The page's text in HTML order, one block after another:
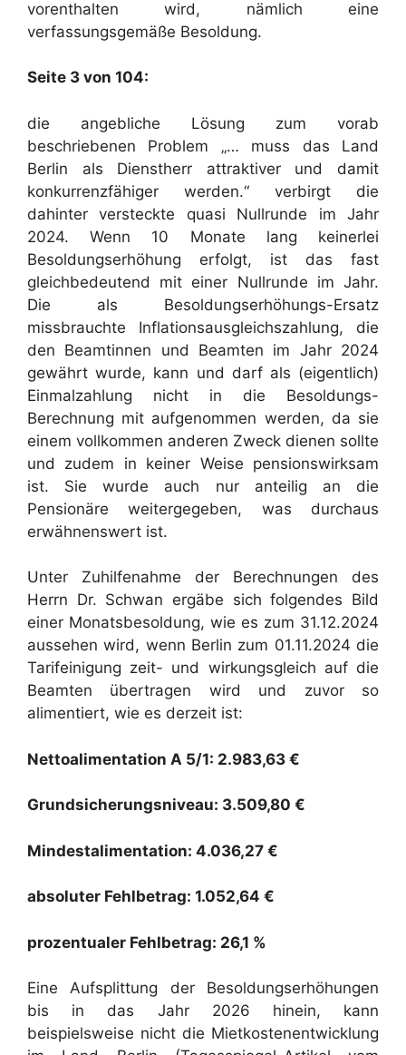
vorenthalten wird, nämlich eine
verfassungsgemäße Besoldung.
Seite 3 von 104:
die angebliche Lösung zum vorab
beschriebenen Problem „… muss das Land
Berlin als Dienstherr attraktiver und damit
konkurrenzfähiger werden.“ verbirgt die
dahinter versteckte quasi Nullrunde im Jahr
2024. Wenn 10 Monate lang keinerlei
Besoldungserhöhung erfolgt, ist das fast
gleichbedeutend mit einer Nullrunde im Jahr.
Die als Besoldungserhöhungs-Ersatz
missbrauchte Inflationsausgleichszahlung, die
den Beamtinnen und Beamten im Jahr 2024
gewährt wurde, kann und darf als (eigentlich)
Einmalzahlung nicht in die Besoldungs-
Berechnung mit aufgenommen werden, da sie
einem vollkommen anderen Zweck dienen sollte
und zudem in keiner Weise pensionswirksam
ist. Sie wurde auch nur anteilig an die
Pensionäre weitergegeben, was durchaus
erwähnenswert ist.
Unter Zuhilfenahme der Berechnungen des
Herrn Dr. Schwan ergäbe sich folgendes Bild
einer Monatsbesoldung, wie es zum 31.12.2024
aussehen wird, wenn Berlin zum 01.11.2024 die
Tarifeinigung zeit- und wirkungsgleich auf die
Beamten übertragen wird und zuvor so
alimentiert, wie es derzeit ist:
Nettoalimentation A 5/1: 2.983,63 €
Grundsicherungsniveau: 3.509,80 €
Mindestalimentation: 4.036,27 €
absoluter Fehlbetrag: 1.052,64 €
prozentualer Fehlbetrag: 26,1 %
Eine Aufsplittung der Besoldungserhöhungen
bis in das Jahr 2026 hinein, kann
beispielsweise nicht die Mietkostenentwicklung